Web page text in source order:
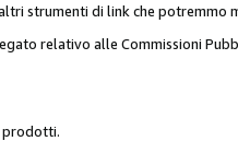
strumenti di link che potremmo
relativo alle Commissioni
prodotti.